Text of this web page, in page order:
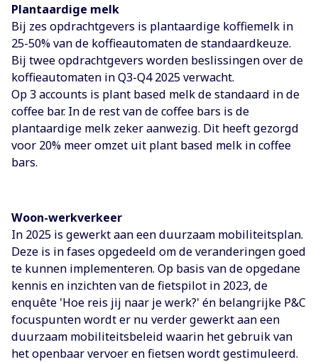
Plantaardige melk
Bij zes opdrachtgevers is plantaardige koffiemelk in
25-50% van de koffieautomaten de standaardkeuze.
Bij twee opdrachtgevers worden beslissingen over de
koffieautomaten in Q3-Q4 2025 verwacht.
Op 3 accounts is plant based melk de standaard in de
coffee bar. In de rest van de coffee bars is de
plantaardige melk zeker aanwezig. Dit heeft gezorgd
voor 20% meer omzet uit plant based melk in coffee
bars.
Woon-werkverkeer
In 2025 is gewerkt aan een duurzaam mobiliteitsplan.
Deze is in fases opgedeeld om de veranderingen goed
te kunnen implementeren. Op basis van de opgedane
kennis en inzichten van de fietspilot in 2023, de
enquête 'Hoe reis jij naar je werk?' én belangrijke P&C
focuspunten wordt er nu verder gewerkt aan een
duurzaam mobiliteitsbeleid waarin het gebruik van
het openbaar vervoer en fietsen wordt gestimuleerd.